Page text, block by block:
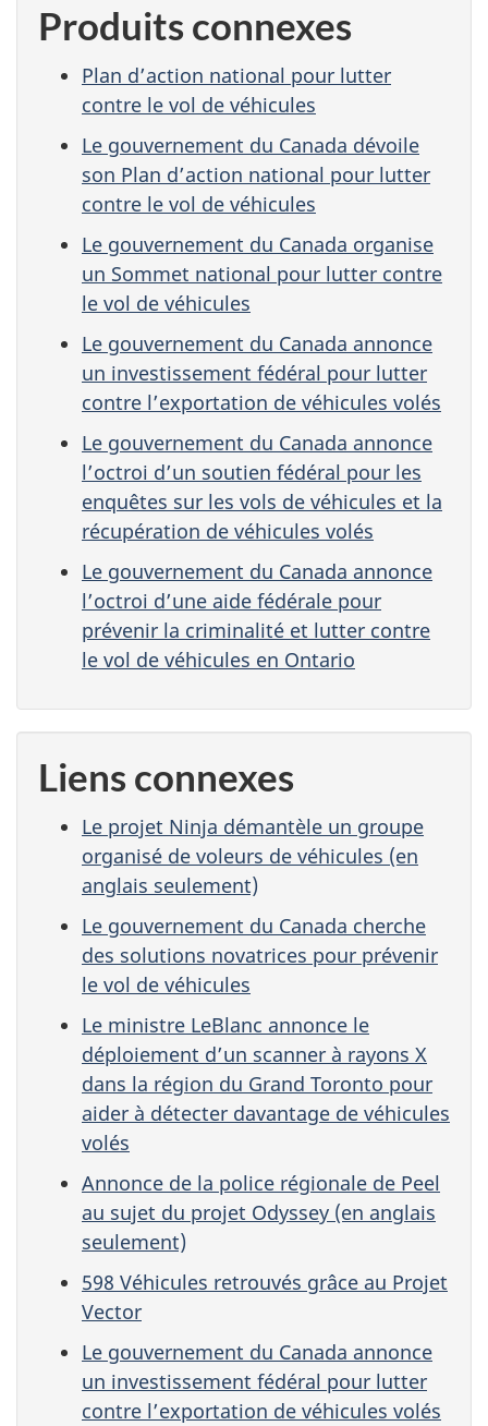
Produits connexes
Plan d’action national pour lutter
contre le vol de véhicules
Le gouvernement du Canada dévoile
son Plan d’action national pour lutter
contre le vol de véhicules
Le gouvernement du Canada organise
un Sommet national pour lutter contre
le vol de véhicules
Le gouvernement du Canada annonce
un investissement fédéral pour lutter
contre l’exportation de véhicules volés
Le gouvernement du Canada annonce
l’octroi d’un soutien fédéral pour les
enquêtes sur les vols de véhicules et la
récupération de véhicules volés
Le gouvernement du Canada annonce
l’octroi d’une aide fédérale pour
prévenir la criminalité et lutter contre
le vol de véhicules en Ontario
Liens connexes
Le projet Ninja démantèle un groupe
organisé de voleurs de véhicules (en
anglais seulement)
Le gouvernement du Canada cherche
des solutions novatrices pour prévenir
le vol de véhicules
Le ministre LeBlanc annonce le
déploiement d’un scanner à rayons X
dans la région du Grand Toronto pour
aider à détecter davantage de véhicules
volés
Annonce de la police régionale de Peel
au sujet du projet Odyssey (en anglais
seulement)
598 Véhicules retrouvés grâce au Projet
Vector
Le gouvernement du Canada annonce
un investissement fédéral pour lutter
contre l’exportation de véhicules volés